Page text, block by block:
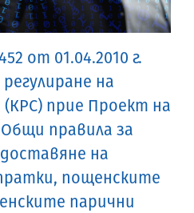
от 01.04.2010 г.
на
прие Проект на
правила за
на
пощенските
парични